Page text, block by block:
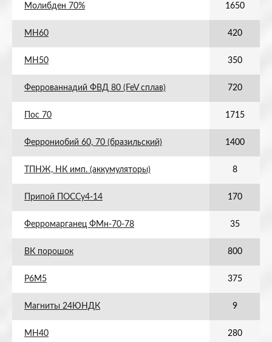
Молибден 70% 1650
МН60 420
МН50 350
Феррованнадий ФВД 80 (FeV сплав) 720
Пос 70 1715
Феррониобий 60, 70 (бразильский) 1400
ТПНЖ, НК имп. (аккумуляторы) 8
Припой ПОССу4-14 170
Ферромарганец ФМн-70-78 35
ВК порошок 800
Р6М5 375
Магниты 24ЮНДК 9
МН40 280